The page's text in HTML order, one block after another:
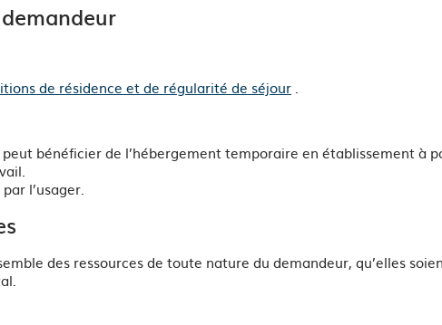
de résidence et de régularité de séjour .
bénéficier de l’hébergement temporaire en établissement à
l’usager.
des ressources de toute nature du demandeur, qu’elles